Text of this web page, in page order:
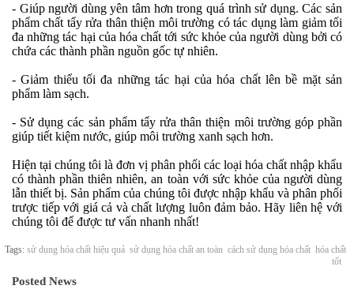
- Giúp người dùng yên tâm hơn trong quá trình sử dụng. Các sản
phẩm chất tẩy rửa thân thiện môi trường có tác dụng làm giảm tối
đa những tác hại của hóa chất tới sức khỏe của người dùng bởi có
chứa các thành phần nguồn gốc tự nhiên.
- Giảm thiểu tối đa những tác hại của hóa chất lên bề mặt sản
phẩm làm sạch.
- Sử dụng các sản phẩm tẩy rửa thân thiện môi trường góp phần
giúp tiết kiệm nước, giúp môi trường xanh sạch hơn.
Hiện tại chúng tôi là đơn vị phân phối các loại hóa chất nhập khẩu
có thành phần thiên nhiên, an toàn với sức khỏe của người dùng
lẫn thiết bị. Sản phẩm của chúng tôi được nhập khẩu và phân phối
trược tiếp với giá cả và chất lượng luôn đảm bảo. Hãy liên hệ với
chúng tôi để được tư vấn nhanh nhất!
Tags: sử dụng hóa chất hiệu quả sử dụng hóa chất an toàn cách sử dụng hóa chất hóa chất
tốt
Posted News